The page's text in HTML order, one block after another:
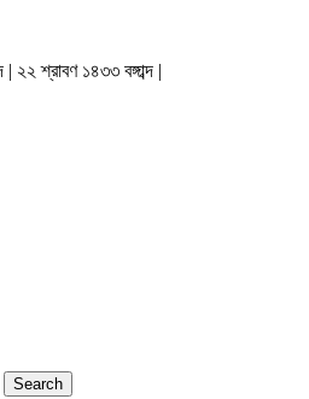
| ২২ শ্রাবণ ১৪৩৩ বঙ্গাব্দ |